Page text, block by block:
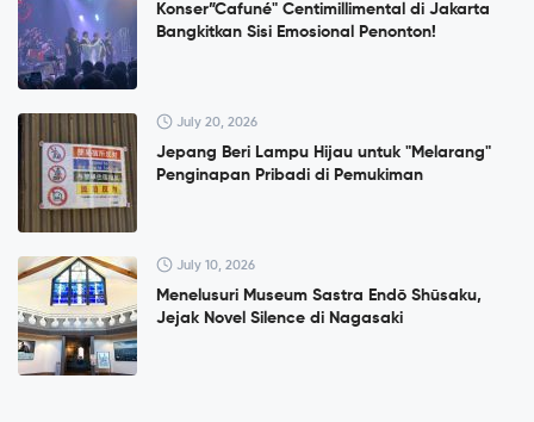
Konser”Cafuné" Centimillimental di Jakarta
Bangkitkan Sisi Emosional Penonton!
July 20, 2026
Jepang Beri Lampu Hijau untuk "Melarang"
Penginapan Pribadi di Pemukiman
July 10, 2026
Menelusuri Museum Sastra Endō Shūsaku,
Jejak Novel Silence di Nagasaki